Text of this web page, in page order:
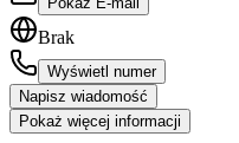
Brak
Wyświetl numer
Napisz wiadomość
Pokaż więcej informacji